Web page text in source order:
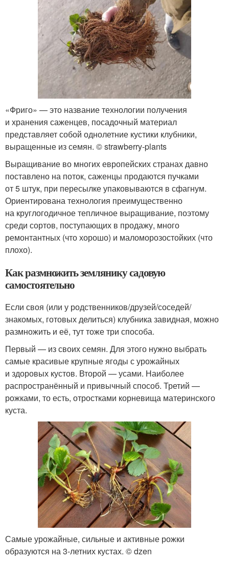
«Фриго» — это название технологии получения
и хранения саженцев, посадочный материал
представляет собой однолетние кустики клубники,
выращенные из семян. © strawberry-plants
Выращивание во многих европейских странах давно
поставлено на поток, саженцы продаются пучками
от 5 штук, при пересылке упаковываются в сфагнум.
Ориентирована технология преимущественно
на круглогодичное тепличное выращивание, поэтому
среди сортов, поступающих в продажу, много
ремонтантных (что хорошо) и маломорозостойких (что
плохо).
Как размножить землянику садовую
самостоятельно
Если своя (или у родственников/друзей/соседей/
знакомых, готовых делиться) клубника завидная, можно
размножить и её, тут тоже три способа.
Первый — из своих семян. Для этого нужно выбрать
самые красивые крупные ягоды с урожайных
и здоровых кустов. Второй — усами. Наиболее
распространённый и привычный способ. Третий —
рожками, то есть, отростками корневища материнского
куста.
Самые урожайные, сильные и активные рожки
образуются на 3-летних кустах. © dzen